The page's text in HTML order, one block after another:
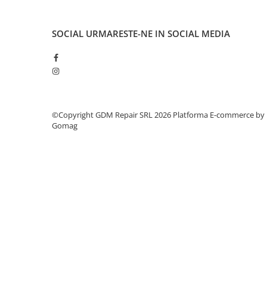
Masini de tocat carne
SOCIAL URMARESTE-NE IN SOCIAL MEDIA
©Copyright GDM Repair SRL 2026 Platforma E-commerce by
Gomag